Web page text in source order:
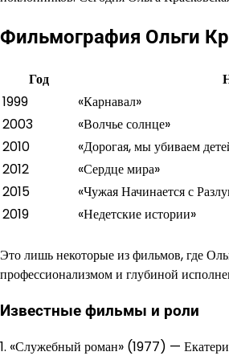
Фильмография Ольги
Год
1999
«Карнавал»
2003
«Волчье солнце»
2010
«Дорогая, мы убиваем
2012
«Сердце мира»
2015
«Чужая Начинается с
2019
«Недетские истории»
Это лишь некоторые из фильмов, где
профессионализмом и глубиной
Известные фильмы и роли
1. «Служебный роман» (1977) —